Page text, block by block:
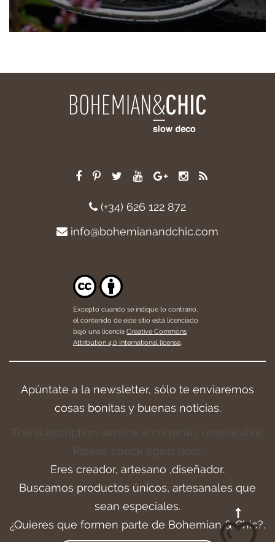
(+34) 626 122 872
info@bohemianandchic.com
Excepto cuando se indique lo contrario,
el contenido de este sitio está licenciado
bajo una licencia Creative Commons
Attribution 4.0 International license.
Apúntate a la newsletter, sólo te enviaremos
cosas bonitas y buenas noticias.
The subscription service is currently unavailable.
Please check again later.
Eres creador, artesano ,diseñador.
Buscamos productos únicos, artesanales que
sean especiales.
¿Quieres que formen parte de Bohemian & Chic?.